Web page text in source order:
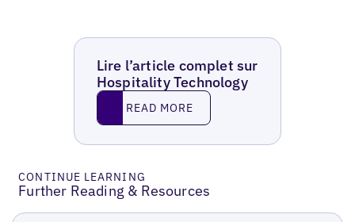
Lire l’article complet sur
Hospitality Technology
Read MoreREAD MORE
CONTINUE LEARNING
Further Reading & Resources